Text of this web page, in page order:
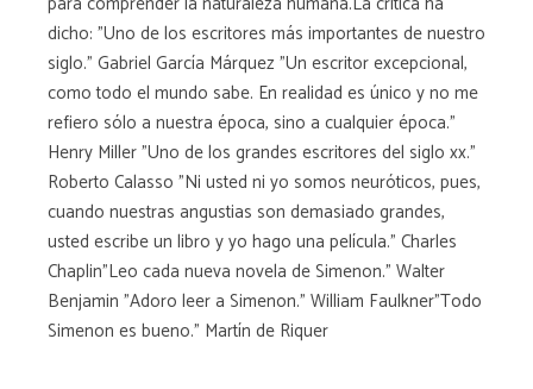
dicho: "Uno de los escritores más importantes de nuestro
siglo." Gabriel García Márquez "Un escritor excepcional,
como todo el mundo sabe. En realidad es único y no me
refiero sólo a nuestra época, sino a cualquier época."
Henry Miller "Uno de los grandes escritores del siglo xx."
Roberto Calasso "Ni usted ni yo somos neuróticos, pues,
cuando nuestras angustias son demasiado grandes,
usted escribe un libro y yo hago una película." Charles
Chaplin"Leo cada nueva novela de Simenon." Walter
Benjamin "Adoro leer a Simenon." William Faulkner"Todo
Simenon es bueno." Martín de Riquer